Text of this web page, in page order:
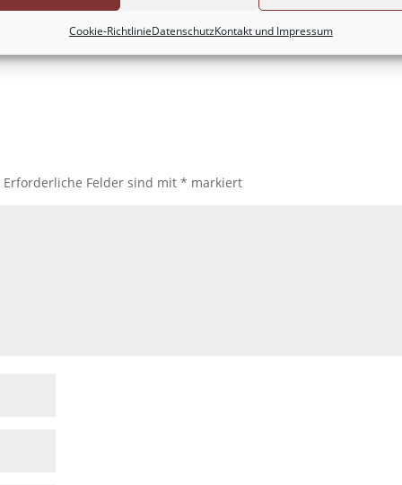
Cookie-RichtlinieDatenschutzKontakt und Impressum
Erforderliche Felder sind mit* markiert